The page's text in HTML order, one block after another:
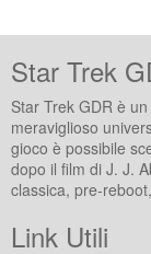
Star Trek
Star Trek GDR è
meraviglioso
gioco è possibile
dopo il film di J. J.
classica, pre-
Link Utili